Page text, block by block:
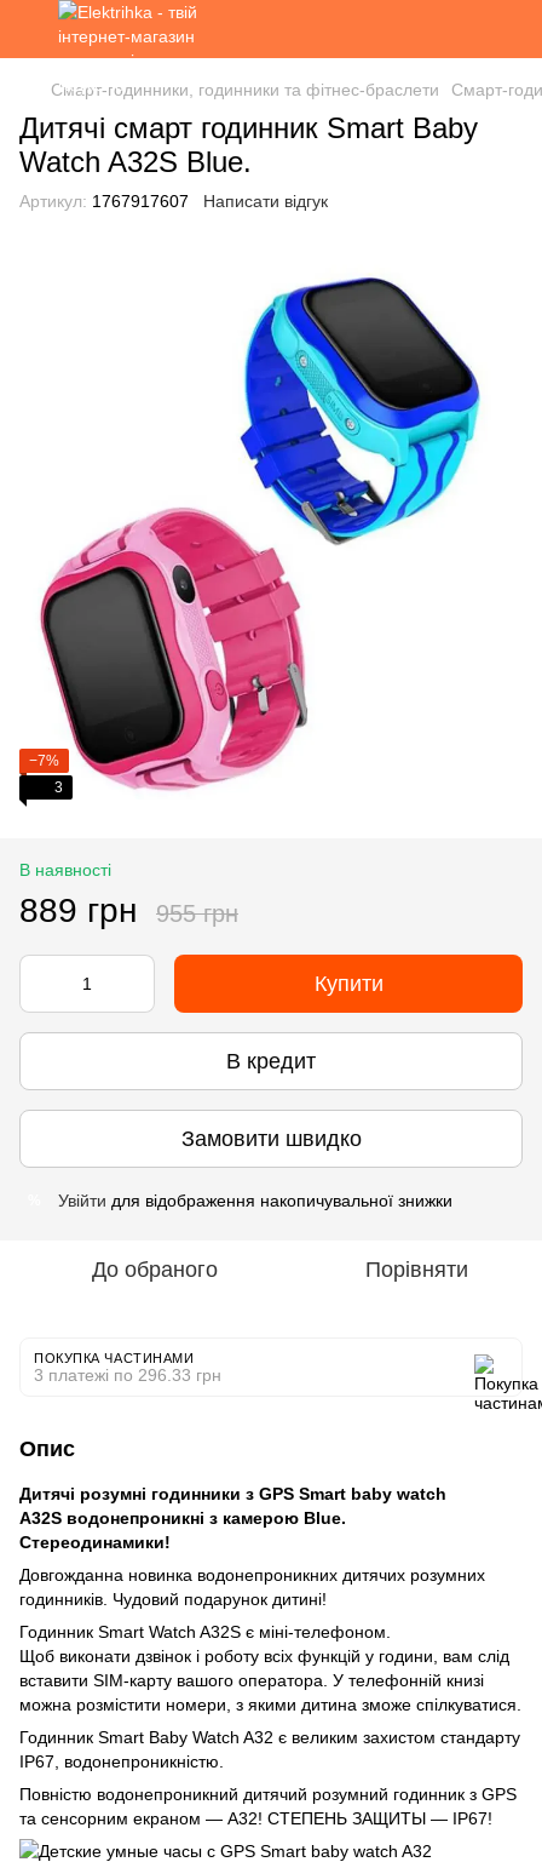
Смарт-годинники, годинники та фітнес-браслети Смарт-
Дитячі смарт годинник Smart Baby
Watch A32S Blue.
Артикул: 1767917607 Написати відгук
−7%
3
В наявності
889 грн 955 грн
Купити
В кредит
Замовити швидко
Увійти для відображення накопичувальної знижки
До обраного Порівняти
ПОКУПКА ЧАСТИНАМИ
3 платежі по 296.33 грн
Опис
Дитячі розумні годинники з GPS Smart baby watch
A32S водонепроникні з камерою Blue.
Cтереодинамики!
Довгожданна новинка водонепроникних дитячих розумних
годинників. Чудовий подарунок дитині!
Годинник Smart Watch A32S є міні-телефоном.
Щоб виконати дзвінок і роботу всіх функцій у години, вам слід
вставити SIM-карту вашого оператора. У телефонній книзі
можна розмістити номери, з якими дитина зможе спілкуватися.
Годинник Smart Baby Watch A32 є великим захистом стандарту
IP67, водонепроникністю.
Повністю водонепроникний дитячий розумний годинник з GPS
та сенсорним екраном — A32! СТЕПЕНЬ ЗАЩИТЫ — IP67!